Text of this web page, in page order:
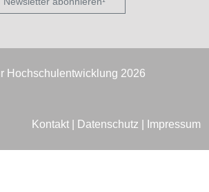
Hochschulentwicklung 2026
Kontakt| Datenschutz Impressum